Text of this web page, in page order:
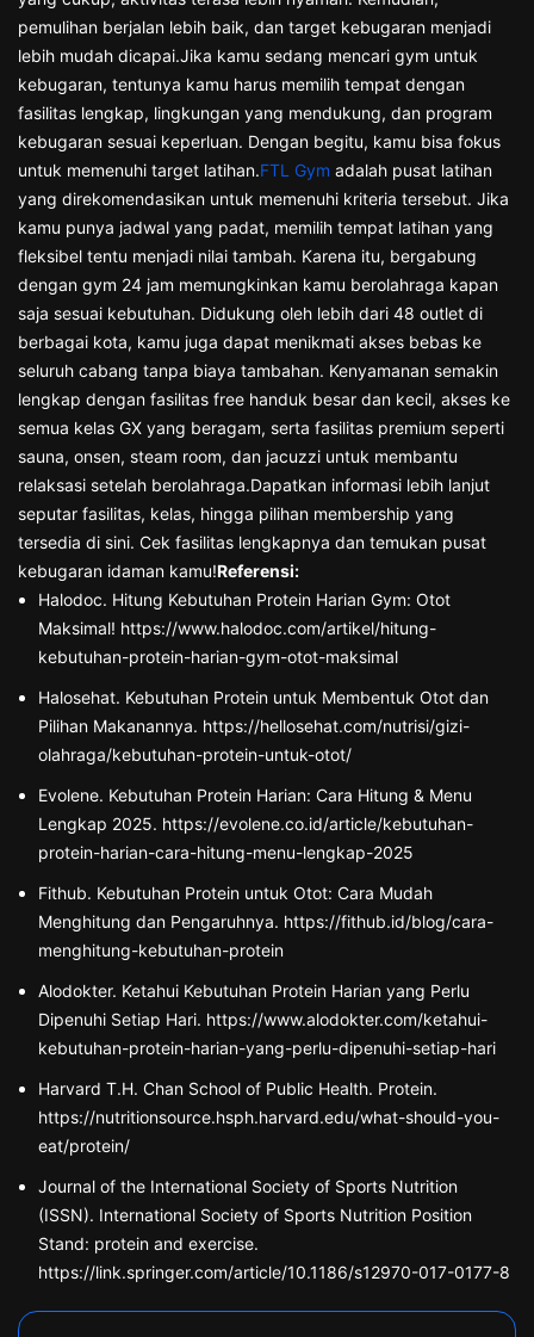
pemulihan berjalan lebih baik, dan target kebugaran menjadi
lebih mudah dicapai.Jika kamu sedang mencari gym untuk
kebugaran, tentunya kamu harus memilih tempat dengan
fasilitas lengkap, lingkungan yang mendukung, dan program
kebugaran sesuai keperluan. Dengan begitu, kamu bisa fokus
untuk memenuhi target latihan.FTL Gym adalah pusat latihan
yang direkomendasikan untuk memenuhi kriteria tersebut. Jika
kamu punya jadwal yang padat, memilih tempat latihan yang
fleksibel tentu menjadi nilai tambah. Karena itu, bergabung
dengan gym 24 jam memungkinkan kamu berolahraga kapan
saja sesuai kebutuhan. Didukung oleh lebih dari 48 outlet di
berbagai kota, kamu juga dapat menikmati akses bebas ke
seluruh cabang tanpa biaya tambahan. Kenyamanan semakin
lengkap dengan fasilitas free handuk besar dan kecil, akses ke
semua kelas GX yang beragam, serta fasilitas premium seperti
sauna, onsen, steam room, dan jacuzzi untuk membantu
relaksasi setelah berolahraga.Dapatkan informasi lebih lanjut
seputar fasilitas, kelas, hingga pilihan membership yang
tersedia di sini. Cek fasilitas lengkapnya dan temukan pusat
kebugaran idaman kamu!Referensi:
Halodoc. Hitung Kebutuhan Protein Harian Gym: Otot
Maksimal! https://www.halodoc.com/artikel/hitung-
kebutuhan-protein-harian-gym-otot-maksimal
Halosehat. Kebutuhan Protein untuk Membentuk Otot dan
Pilihan Makanannya. https://hellosehat.com/nutrisi/gizi-
olahraga/kebutuhan-protein-untuk-otot/
Evolene. Kebutuhan Protein Harian: Cara Hitung & Menu
Lengkap 2025. https://evolene.co.id/article/kebutuhan-
protein-harian-cara-hitung-menu-lengkap-2025
Fithub. Kebutuhan Protein untuk Otot: Cara Mudah
Menghitung dan Pengaruhnya. https://fithub.id/blog/cara-
menghitung-kebutuhan-protein
Alodokter. Ketahui Kebutuhan Protein Harian yang Perlu
Dipenuhi Setiap Hari. https://www.alodokter.com/ketahui-
kebutuhan-protein-harian-yang-perlu-dipenuhi-setiap-hari
Harvard T.H. Chan School of Public Health. Protein.
https://nutritionsource.hsph.harvard.edu/what-should-you-
eat/protein/
Journal of the International Society of Sports Nutrition
(ISSN). International Society of Sports Nutrition Position
Stand: protein and exercise.
https://link.springer.com/article/10.1186/s12970-017-0177-8